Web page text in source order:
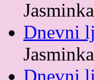
Dnevni